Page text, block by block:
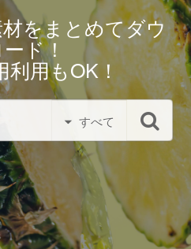
をまとめてダウ
ド！
利用もOK！
すべて